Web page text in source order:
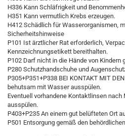
H336 Kann Schläfrigkeit und
H351 Kann vermutlich Krebs erzeugen.
H412 Schädlich für Wasserorganismen,
Sicherheitshinweise
P101 Ist ärztlicher Rat erforderlich,
Kennzeichnungsetikett bereithalten.
P102 Darf nicht in die Hände von Kindern
P280 Schutzhandschuhe und
P305+P351+P338 BEI KONTAKT MIT
behutsam mit Wasser ausspülen.
Eventuell vorhandene Kontaktlinsen
ausspülen.
P403+P235 An einem gut belüfteten Ort
P501 Entsorgung gemäß den